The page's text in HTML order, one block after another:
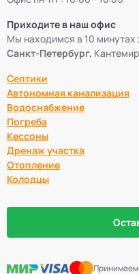
Приходите в наш офис
Мы находимся в 10
Санкт-Петербург,
Септики
Автономная канализация
Водоснабжение
Погреба
Кессоны
Дренаж участка
Отопление
Колодцы
Принимаем